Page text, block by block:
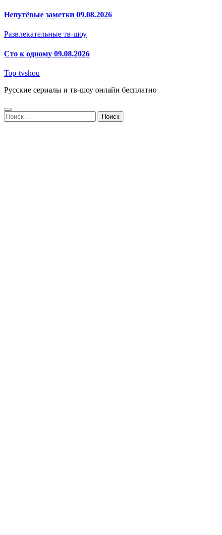
Непутёвые заметки 09.08.2026
Развлекательные тв-шоу
Сто к одному 09.08.2026
Top-tvshou
Русские сериалы и тв-шоу онлайн бесплатно
Найти: